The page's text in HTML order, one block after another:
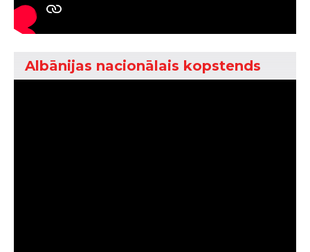
Albānijas nacionālais kopstends